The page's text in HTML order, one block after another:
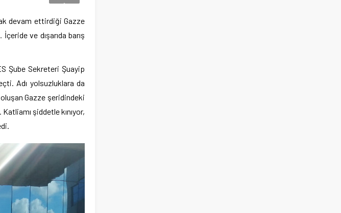
devam ettirdiği Gazze
ve dışarıda barış
Şube Sekreteri Şuayip
Adı yolsuzluklara da
Gazze şeridindeki
şiddetle kınıyor,